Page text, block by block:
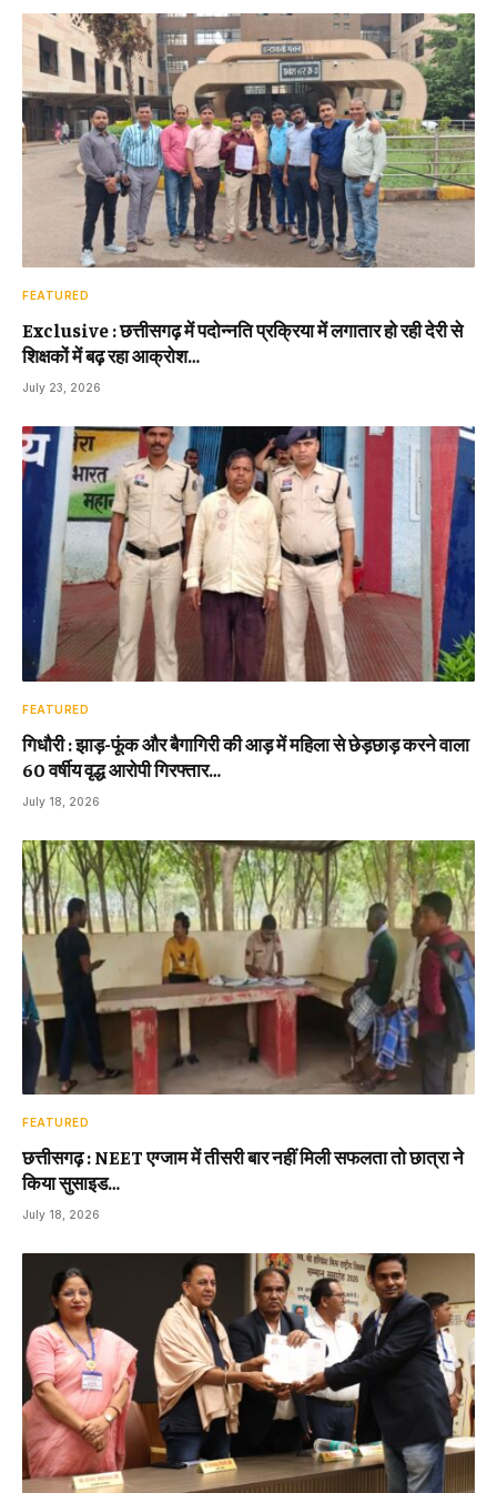
FEATURED
Exclusive : छत्तीसगढ़ में पदोन्नति प्रक्रिया में लगातार हो रही देरी से
शिक्षकों में बढ़ रहा आक्रोश…
July 23, 2026
FEATURED
गिधौरी : झाड़-फूंक और बैगागिरी की आड़ में महिला से छेड़छाड़ करने वाला
60 वर्षीय वृद्ध आरोपी गिरफ्तार…
July 18, 2026
FEATURED
छत्तीसगढ़ : NEET एग्जाम में तीसरी बार नहीं मिली सफलता तो छात्रा ने
किया सुसाइड…
July 18, 2026